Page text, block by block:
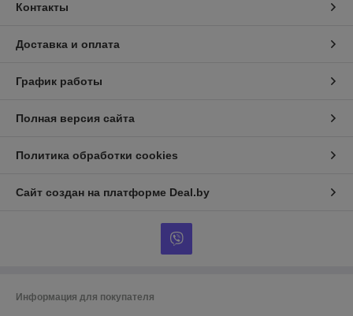
Контакты
Доставка и оплата
График работы
Полная версия сайта
Политика обработки cookies
Сайт создан на платформе Deal.by
Информация для покупателя